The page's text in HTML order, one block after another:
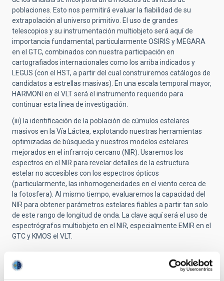
poblaciones. Esto nos permitirá evaluar la fiabilidad de su
extrapolación al universo primitivo. El uso de grandes
telescopios y su instrumentación multiobjeto será aquí de
importancia fundamental, particularmente OSIRIS y MEGARA
en el GTC, combinados con nuestra participación en
cartografiados internacionales como los arriba indicados y
LEGUS (con el HST, a partir del cual construiremos catálogos de
candidatos a estrellas masivas). En una escala temporal mayor,
HARMONI en el VLT será el instrumento requerido para
continuar esta línea de investigación.
(iii) la identificación de la población de cúmulos estelares
masivos en la Vía Láctea, explotando nuestras herramientas
optimizadas de búsqueda y nuestros modelos estelares
mejorados en el infrarrojo cercano (NIR). Usaremos los
espectros en el NIR para revelar detalles de la estructura
estelar no accesibles con los espectros ópticos
(particularmente, las inhomogeneidades en el viento cerca de
la fotosfera). Al mismo tiempo, evaluaremos la capacidad del
NIR para obtener parámetros estelares fiables a partir tan solo
de este rango de longitud de onda. La clave aquí será el uso de
espectrógrafos multiobjeto en el NIR, especialmente EMIR en el
GTC y KMOS el VLT.
Proyectos relacionados